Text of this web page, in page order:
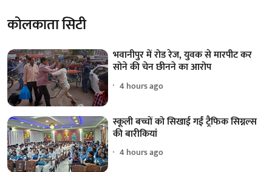
कोलकाता सिटी
भवानीपुर में रोड रेज, युवक से मारपीट कर
सोने की चेन छीनने का आरोप
4 hours ago
स्कूली बच्चों को सिखाई गईं ट्रैफिक सिग्नल्स
की बारीकियां
4 hours ago